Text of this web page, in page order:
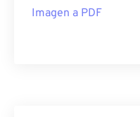
Imagen a PDF